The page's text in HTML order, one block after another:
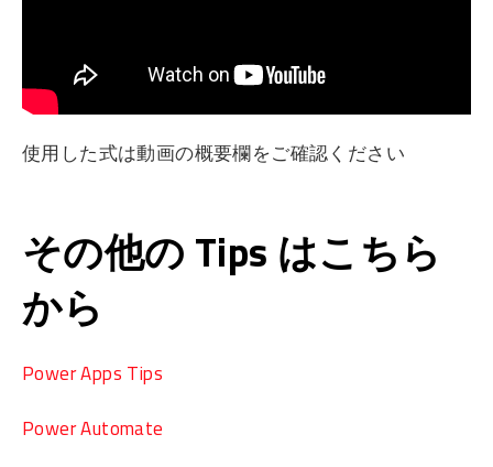
使用した式は動画の概要欄をご確認ください
その他の Tips はこちら
から
Power Apps Tips
Power Automate